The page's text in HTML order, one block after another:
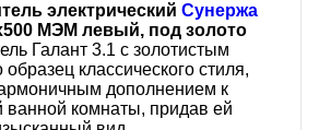
электрический Сунержа
МЭМ левый, под золото
Галант 3.1 с золотистым
классического стиля,
дополнением к
ванной комнаты, придав ей